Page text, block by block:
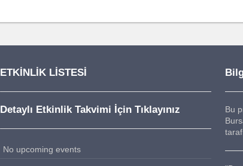
ETKİNLİK LİSTESİ
Detaylı Etkinlik Takvimi İçin Tıklayınız
No upcoming events
Bu